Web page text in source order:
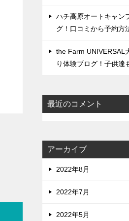
ハチ高原オートキャン
グ！口コミから予約方
the Farm UNIVERSAL
り体験ブログ！子供達
最近のコメント
アーカイブ
2022年8月
2022年7月
2022年5月